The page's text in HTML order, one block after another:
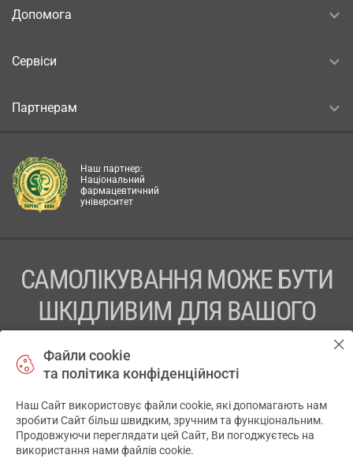
Допомога
Сервіси
Партнерам
Наш партнер:
Національний
фармацевтичний
університет
САМОЛІКУВАННЯ МОЖЕ БУТИ
ШКІДЛИВИМ ДЛЯ ВАШОГО
ПЕРЕД ЗАСТОСУВАННЯМ ПРЕПАРАТУ ПРОКОНСУЛЬТУЙТЕСЬ
ТОВ «АПТЕКА 911.ЮА» Код ЄДРПОУ 43631965.
Відмова від відповідальності
Файли cookie
та політика конфіденційності
Наш Сайт використовує файли cookie, які допомагають нам
зробити Сайт більш швидким, зручним та функціональним.
Продовжуючи переглядати цей Сайт, Ви погоджуєтесь на
використання нами файлів cookie.
✕